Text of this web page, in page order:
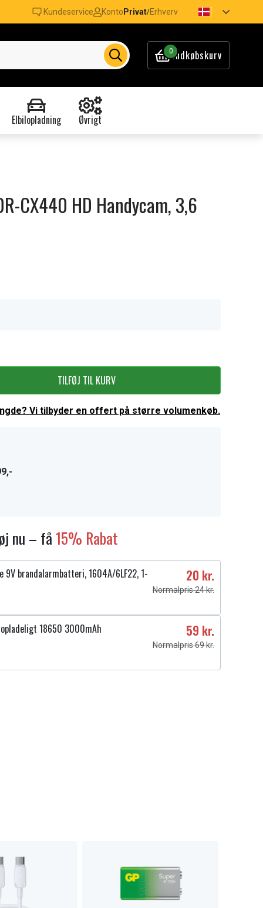
Kundeservice Konto Privat/Erhverv
0Indkøbskurv
Elbilopladning Øvrigt
CX440 HD Handycam, 3,6
TILFØJ TIL KURV
Vi tilbyder en offert på større volumenkøb.
nu – få15% Rabat
9V brandalarmbatteri, 1604A/6LF22, 1-
20 kr.
Normalpris 24 kr.
18650 3000mAh 59 kr.
Normalpris 69 kr.